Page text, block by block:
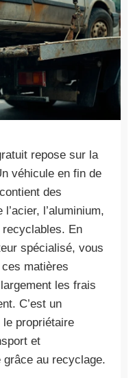
repose sur la
véhicule en fin de
des
l’aluminium,
En
spécialisé, vous
matières
les frais
C’est un
le propriétaire
et
grâce au recyclage.